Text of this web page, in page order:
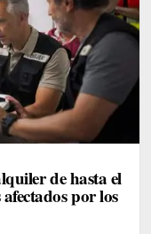
de hasta el
por los